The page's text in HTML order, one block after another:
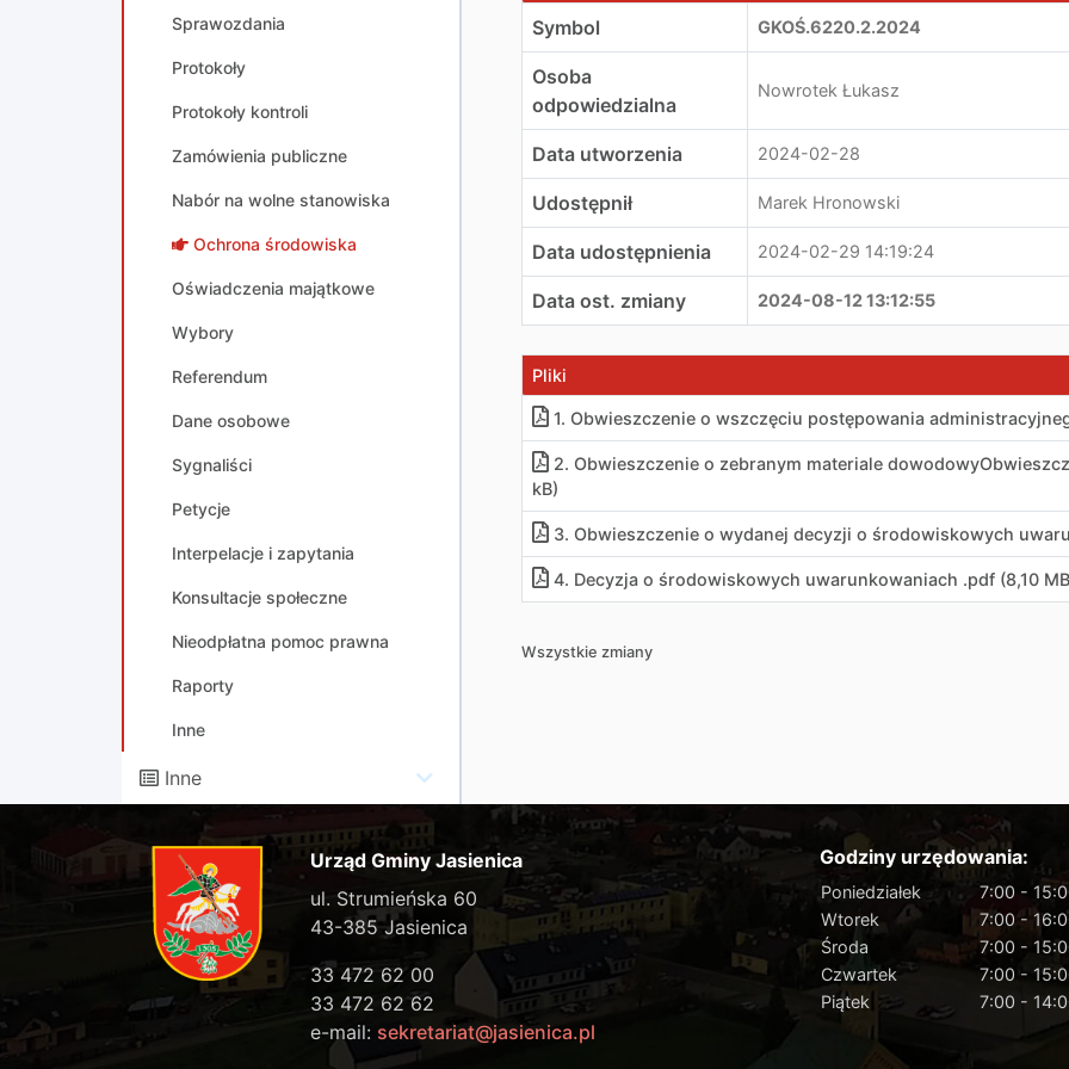
Sprawozdania
Protokoły
Protokoły kontroli
Zamówienia publiczne
Nabór na wolne stanowiska
Ochrona środowiska
Oświadczenia majątkowe
Wybory
Referendum
Dane osobowe
Sygnaliści
Petycje
Interpelacje i zapytania
Konsultacje społeczne
Nieodpłatna pomoc prawna
Raporty
Inne
Inne
Symbol GKOŚ.6220.2.2024
Osoba
odpowiedzialna
Nowrotek Łukasz
Data utworzenia 2024-02-28
Udostępnił Marek Hronowski
Data udostępnienia 2024-02-29 14:19:24
Data ost. zmiany 2024-08-12 13:12:55
Pliki
1. Obwieszczenie o wszczęciu postępowania
2. Obwieszczenie o zebranym materiale
kB)
3. Obwieszczenie o wydanej decyzji o środowiskowych
4. Decyzja o środowiskowych uwarunkowaniach .pdf (8,10
Wszystkie zmiany
Urząd Gminy Jasienica
ul. Strumieńska 60
43-385 Jasienica
33 472 62 00
33 472 62 62
e-mail: sekretariat@jasienica.pl
Godziny urzędowania:
Poniedziałek
7:00 -
Wtorek
7:00 -
Środa
7:00 -
Czwartek
7:00 -
Piątek
7:00 -